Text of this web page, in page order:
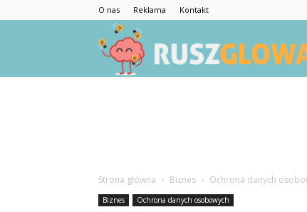
O nas Reklama Kontakt
Strona główna Biznes Ochrona danych
Biznes Ochrona danych osobowych